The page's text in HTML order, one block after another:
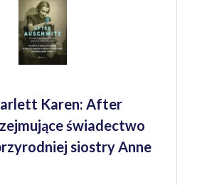
Karen: After
świadectwo
siostry Anne